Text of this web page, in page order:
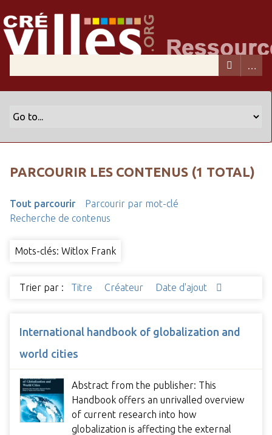
PARCOURIR LES CONTENUS (1 TOTAL)
Tout parcourir
Parcourir par mot-clé
Recherche de contenus
Mots-clés: Witlox Frank
Trier par : Titre Créateur Date d'ajout
International handbook of globalization and
world cities
Abstract from the publisher: This
Handbook offers an unrivalled overview
of current research into how
globalization is affecting the external